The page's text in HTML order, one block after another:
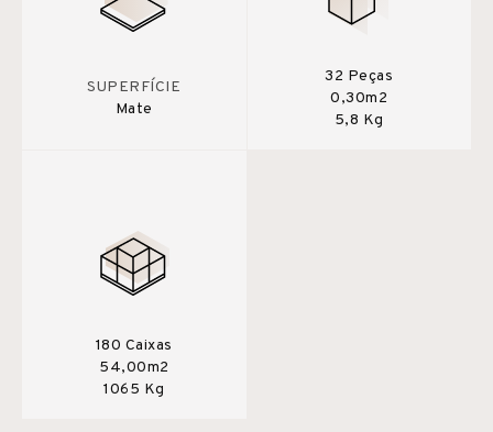
SUPERFÍCIE
Mate
32 Peças
0,30m2
5,8 Kg
180 Caixas
54,00m2
1065 Kg